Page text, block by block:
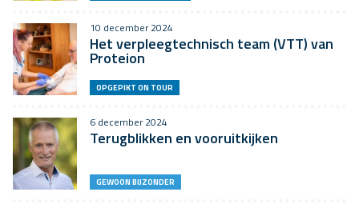
10 december 2024
Het verpleegtechnisch team (VTT) van
Proteion
OPGEPIKT ON TOUR
6 december 2024
Terugblikken en vooruitkijken
GEWOON BIJZONDER